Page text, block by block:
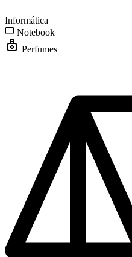
Informática
Notebook
Perfumes